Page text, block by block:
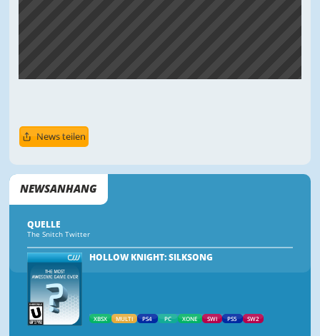
News teilen
NEWSANHANG
QUELLE
The Snitch Twitter
HOLLOW KNIGHT: SILKSONG
XBSX MULTI PS4 PC XONE SWI PS5 SW2